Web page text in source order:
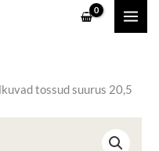
tossud suurus 20,5